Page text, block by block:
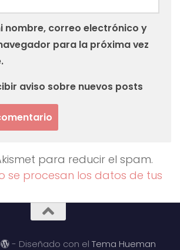
nombre, correo electrónico y
para la próxima vez
aviso sobre nuevos posts
para reducir el spam.
se procesan los datos de tus
- Diseñado con el Tema Hueman